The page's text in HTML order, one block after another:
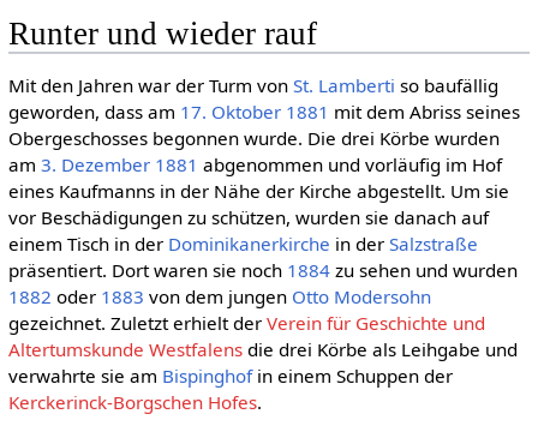
Runter und wieder rauf
Mit den Jahren war der Turm von St. Lamberti so baufällig
geworden, dass am 17. Oktober 1881 mit dem Abriss seines
Obergeschosses begonnen wurde. Die drei Körbe wurden
am 3. Dezember 1881 abgenommen und vorläufig im Hof
eines Kaufmanns in der Nähe der Kirche abgestellt. Um sie
vor Beschädigungen zu schützen, wurden sie danach auf
einem Tisch in der Dominikanerkirche in der Salzstraße
präsentiert. Dort waren sie noch 1884zu sehen und wurden
1882 oder 1883 von dem jungen Otto Modersohn
gezeichnet. Zuletzt erhielt der Verein für Geschichte und
Altertumskunde Westfalensdie drei Körbe als Leihgabe und
verwahrte sie am Bispinghofin einem Schuppen der
Kerckerinck-Borgschen Hofes.